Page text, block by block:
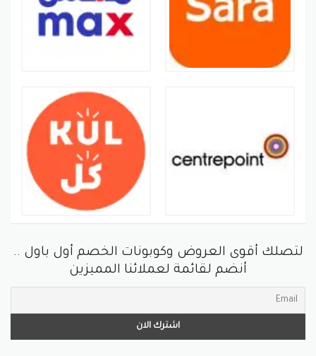
لتصلك أقوى العروض وكوبونات الخصم أول باول ..
أنضم لقائمة لعملائنا المميزين